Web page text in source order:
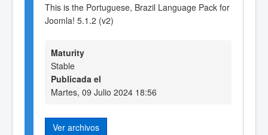
This is the Portuguese, Brazil Language Pack for
Joomla! 5.1.2 (v2)
Maturity
Stable
Publicada el
Martes, 09 Julio 2024 18:56
Ver archivos